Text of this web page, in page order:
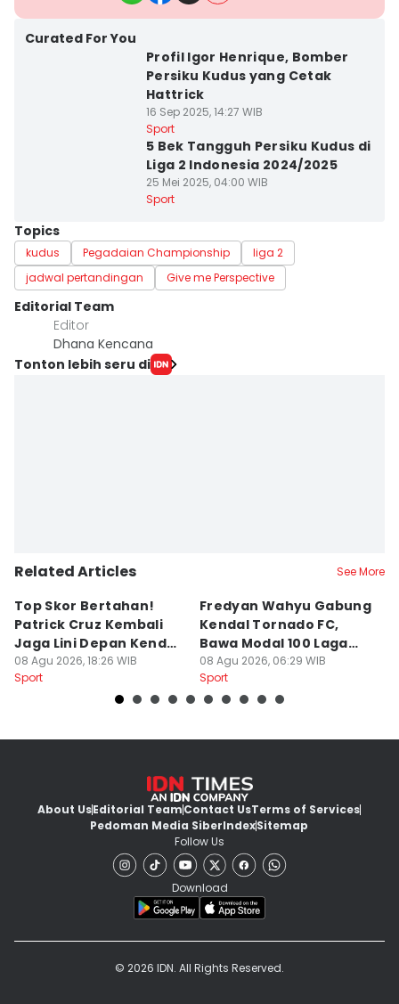
Curated For You
Profil Igor Henrique, Bomber
Persiku Kudus yang Cetak
Hattrick
16 Sep 2025, 14:27 WIB
Sport
5 Bek Tangguh Persiku Kudus di
Liga 2 Indonesia 2024/2025
25 Mei 2025, 04:00 WIB
Sport
Topics
kudus Pegadaian Championship
liga 2
jadwal pertandingan
Give me Perspective
Editorial Team
Editor
Dhana Kencana
Tonton lebih seru di
Related Articles See More
Top Skor Bertahan!
Patrick Cruz Kembali
Jaga Lini Depan Kendal
Tornado
08 Agu 2026, 18:26 WIB
Sport
Fredyan Wahyu Gabung
Kendal Tornado FC,
Bawa Modal 100 Laga
Liga 1
08 Agu 2026, 06:29 WIB
Sport
About UsEditorial TeamContact UsTerms of Services
Pedoman Media SiberIndexSitemap
Follow Us
Download
© 2026 IDN. All Rights Reserved.